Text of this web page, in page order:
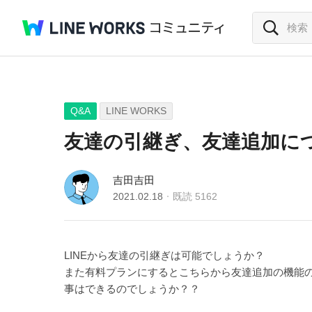
Q&A LINE WORKS
友達の引継ぎ、友達追加に
吉田吉田
2021.02.18 既読 5162
LINEから友達の引継ぎは可能でしょうか？
また有料プランにするとこちらから友達追加の機能
事はできるのでしょうか？？